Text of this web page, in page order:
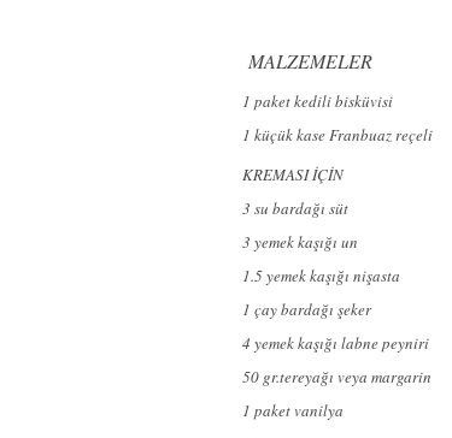
MALZEMELER
1 paket kedili bisküvisi
1 küçük kase Franbuaz reçeli
KREMASI İÇİN
3 su bardağı süt
3 yemek kaşığı un
1.5 yemek kaşığı nişasta
1 çay bardağı şeker
4 yemek kaşığı labne peyniri
50 gr.tereyağı veya margarin
1 paket vanilya